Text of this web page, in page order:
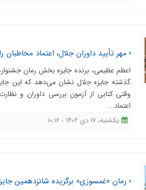
مهر تأیید داوران جلال، اعتماد مخاطبان
اعظم عظیمی، برنده جایزه بخش رمان
گذشته جایزه جلال نشان می‌دهد که این
وقتی کتابی از آزمون بررسی داوران و
اعتماد...
یکشنبه، 17 دی 1402 - 10:16
رمان «غمسوزی» برگزیده شانزدهمین